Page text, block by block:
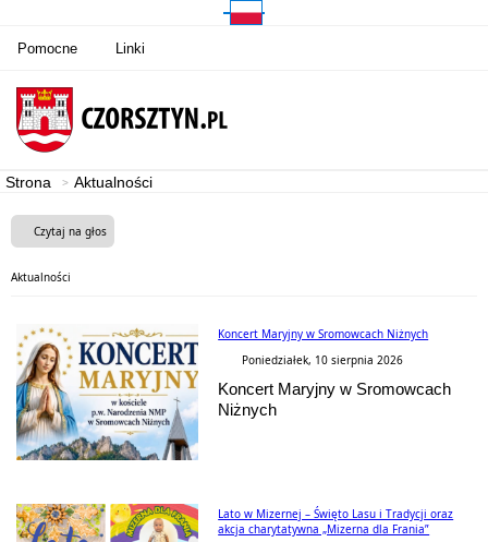
Pomocne Linki
Strona Aktualności
Czytaj na głos
Aktualności
Koncert Maryjny w Sromowcach Niżnych
Poniedziałek, 10 sierpnia 2026
Koncert Maryjny w Sromowcach
Niżnych
Lato w Mizernej – Święto Lasu i Tradycji oraz
akcja charytatywna „Mizerna dla Frania”